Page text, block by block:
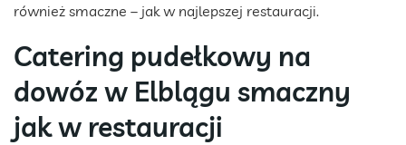
również smaczne – jak w najlepszej restauracji.
Catering pudełkowy na
dowóz w Elblągu smaczny
jak w restauracji